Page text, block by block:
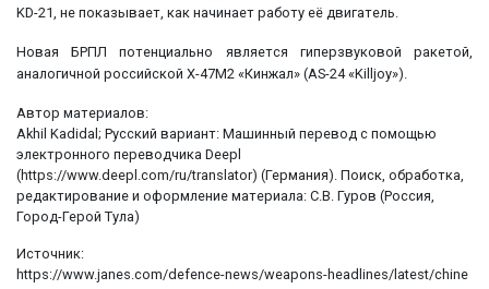
KD-21, не показывает, как начинает работу её двигатель.
Новая БРПЛ потенциально является гиперзвуковой ракетой,
аналогичной российской Х-47М2 «Кинжал» (AS-24 «Killjoy»).
Автор материалов:
Akhil Kadidal; Русский вариант: Машинный перевод с помощью
электронного переводчика Deepl
(https://www.deepl.com/ru/translator) (Германия). Поиск, обработка,
редактирование и оформление материала: С.В. Гуров (Россия,
Город-Герой Тула)
Источник:
https://www.janes.com/defence-news/weapons-headlines/latest/chine